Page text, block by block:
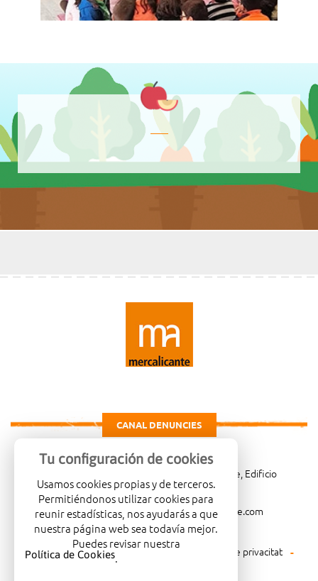
CANAL DENUNCIES
Carretera de Madrid Km. 4, 03007 Alicante, Edificio
Administrativo, planta 3ª
966081001
merca@mercalicante.com
Avís legal Política de cookies
Política de privacitat
Política mediambiental
Tu configuración de cookies
Usamos cookies propias y de terceros.
Permitiéndonos utilizar cookies para
reunir estadísticas, nos ayudarás a que
nuestra página web sea todavía mejor.
Puedes revisar nuestra
Política de Cookies.